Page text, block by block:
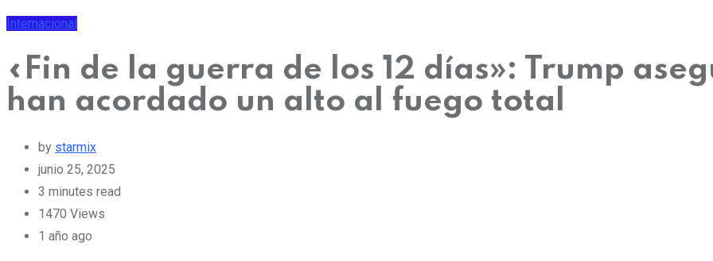
Internacional
«Fin de la guerra de los 12 días»: Trump
han acordado un alto al fuego total
by starmix
junio 25, 2025
3 minutes read
1470 Views
1 año ago